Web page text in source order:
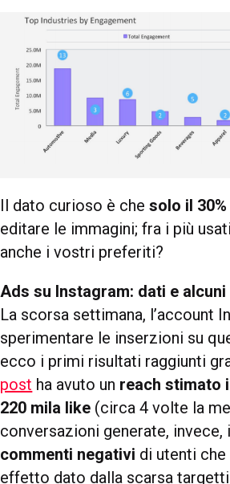
Il dato curioso è chesolo il
editare le immagini; fra i più
anche i vostri preferiti?
Ads su Instagram: dati e
La scorsa settimana, l’account
sperimentare le inserzioni su
ecco i primi risultati raggiunti
post ha avuto un reach stimato
220 mila like (circa 4 volte la
conversazioni generate,
commenti negativi di utenti che
effetto dato dalla scarsa